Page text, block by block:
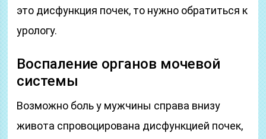
это дисфункция почек, то нужно обратиться к
урологу.
Воспаление органов мочевой
системы
Возможно боль у мужчины справа внизу
живота спровоцирована дисфункцией почек,